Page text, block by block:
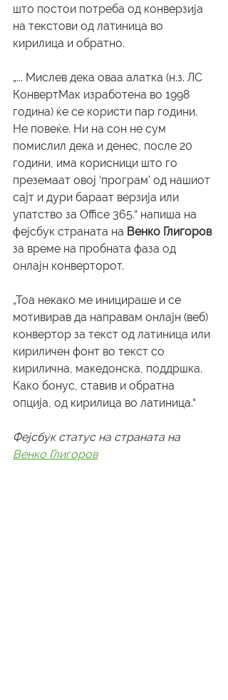
што постои потреба од конверзија
на текстови од латиница во
кирилица и обратно.
„... Мислев дека оваа алатка (н.з. ЛС
КонвертМак изработена во 1998
година) ќе се користи пар години.
Не повеќе. Ни на сон не сум
помислил дека и денес, после 20
години, има корисници што го
преземаат овој ‘програм’ од нашиот
сајт и дури бараат верзија или
упатство за Office 365.“ напиша на
фејсбук страната на Венко Глигоров
за време на пробната фаза од
онлајн конверторот.
„Тоа некако ме иницираше и се
мотивирав да направам онлајн (веб)
конвертор за текст од латиница или
кириличен фонт во текст со
кирилична, македонска, поддршка.
Како бонус, ставив и обратна
опција, од кирилица во латиница.“
Фејсбук статус на страната на
Венко Глигоров